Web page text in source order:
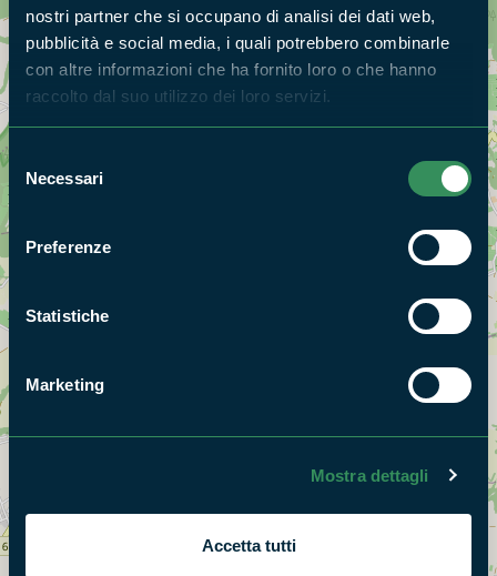
nostri partner che si occupano di analisi dei dati web,
pubblicità e social media, i quali potrebbero combinarle
con altre informazioni che ha fornito loro o che hanno
raccolto dal suo utilizzo dei loro servizi.
Selezione
del
consenso
Necessari
Preferenze
Statistiche
Marketing
Mostra dettagli
Accetta tutti